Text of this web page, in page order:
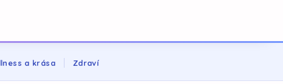
a krása Zdraví